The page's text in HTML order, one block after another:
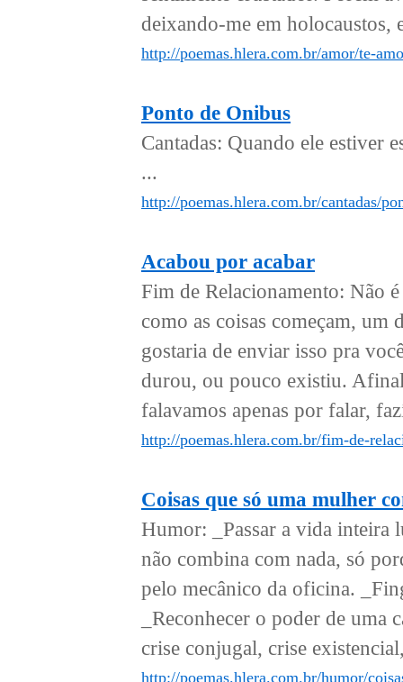
deixando-me em holocaustos,
http://poemas.hlera.com.br/amor/te-
Ponto de Onibus
Cantadas: Quando ele estiver
...
http://poemas.hlera.com.br/cantadas/
Acabou por acabar
Fim de Relacionamento: Não
como as coisas começam,
gostaria de enviar isso pra
durou, ou pouco existiu.
falavamos apenas por falar,
http://poemas.hlera.com.br/fim-de-
Coisas que só uma mulher
Humor: _Passar a vida inteira
não combina com nada, só
pelo mecânico da oficina.
_Reconhecer o poder de
crise conjugal, crise
http://poemas.hlera.com.br/humor/